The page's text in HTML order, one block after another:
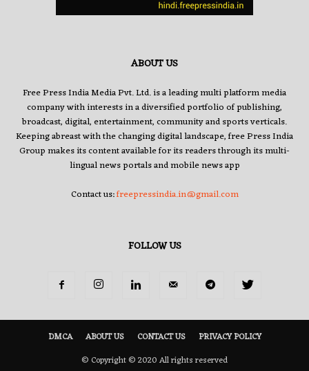
ABOUT US
Free Press India Media Pvt. Ltd. is a leading multi platform media
company with interests in a diversified portfolio of publishing,
broadcast, digital, entertainment, community and sports verticals.
Keeping abreast with the changing digital landscape, free Press India
Group makes its content available for its readers through its multi-
lingual news portals and mobile news app
Contact us:freepressindia.in@gmail.com
FOLLOW US
DMCA ABOUT US CONTACT US
PRIVACY POLICY
© Copyright © 2020 All rights reserved